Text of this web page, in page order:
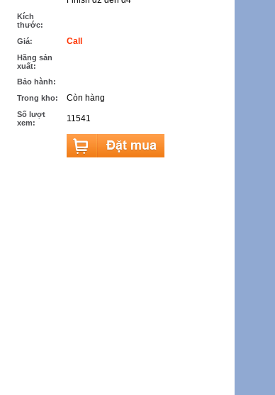
Kích
thước:
Giá:
Call
Hãng sản
xuất:
Bảo hành:
Trong kho:
Còn hàng
Số lượt
xem:
11541